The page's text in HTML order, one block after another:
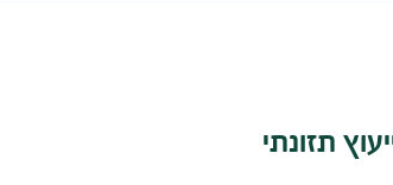
תזונתי